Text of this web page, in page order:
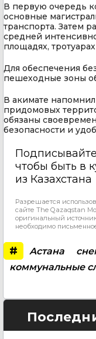
В первую очередь
основные
транспорта. Затем
средней
площадях,
Для обеспечения
пешеходные зоны
В акимате
придомовых
обязаны
безопасности и
чтобы быть в
из Казахстана
Разрешается
сайте The Qazaqstan
оригинальный
необходимо
# Астана
коммунальные